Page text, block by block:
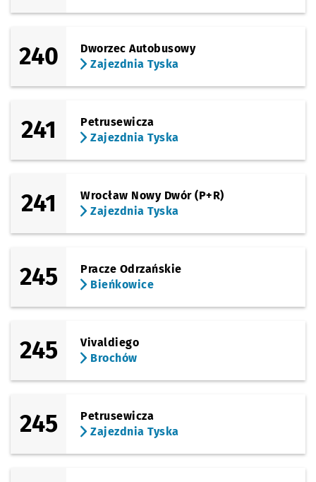
240
Dworzec Autobusowy
Zajezdnia Tyska
241
Petrusewicza
Zajezdnia Tyska
241
Wrocław Nowy Dwór (P+R)
Zajezdnia Tyska
245
Pracze Odrzańskie
Bieńkowice
245
Vivaldiego
Brochów
245
Petrusewicza
Zajezdnia Tyska